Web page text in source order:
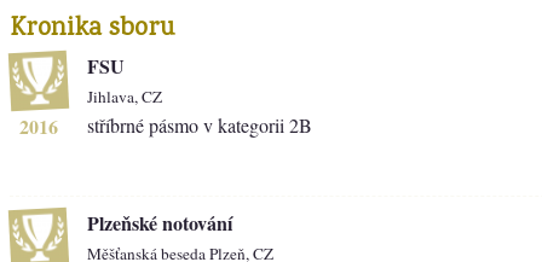
Kronika sboru
2016
FSU
Jihlava, CZ
stříbrné pásmo v kategorii 2B
Plzeňské notování
Měšťanská beseda Plzeň, CZ